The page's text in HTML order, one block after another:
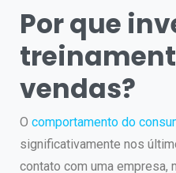
Por que
vendas?
O comportamento do
significativamente nos
contato com uma empresa,